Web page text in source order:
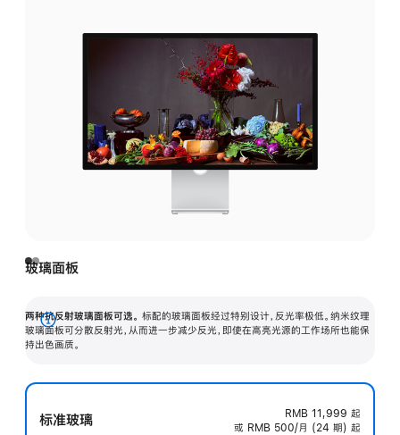
玻璃面板
两种抗反射玻璃面板可选。 标配的玻璃面板经过特别设计，反光率极低。纳米纹理
玻璃面板可分散反射光，从而进一步减少反光，即使在高亮光源的工作场所也能保
持出色画质。
展
开
标准玻璃 RMB 11,999 起
或 RMB 500/月 (24 期) 起